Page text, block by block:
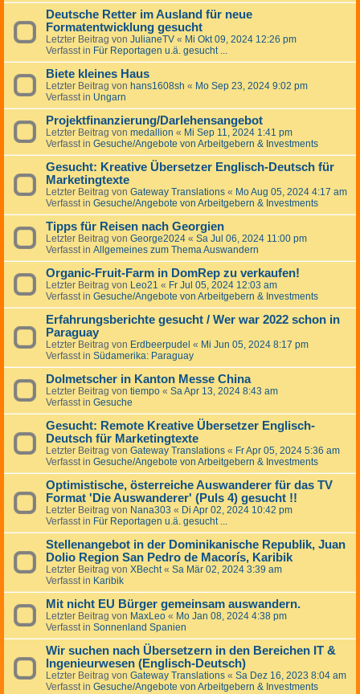
Deutsche Retter im Ausland für neue
Formatentwicklung gesucht
Letzter Beitrag von JulianeTV « Mi Okt 09, 2024 12:26 pm
Verfasst in Für Reportagen u.ä. gesucht ...
Biete kleines Haus
Letzter Beitrag von hans1608sh « Mo Sep 23, 2024 9:02 pm
Verfasst in Ungarn
Projektfinanzierung/Darlehensangebot
Letzter Beitrag von medallion « Mi Sep 11, 2024 1:41 pm
Verfasst in Gesuche/Angebote von Arbeitgebern & Investments
Gesucht: Kreative Übersetzer Englisch-Deutsch für
Marketingtexte
Letzter Beitrag von Gateway Translations « Mo Aug 05, 2024 4:17 am
Verfasst in Gesuche/Angebote von Arbeitgebern & Investments
Tipps für Reisen nach Georgien
Letzter Beitrag von George2024 « Sa Jul 06, 2024 11:00 pm
Verfasst in Allgemeines zum Thema Auswandern
Organic-Fruit-Farm in DomRep zu verkaufen!
Letzter Beitrag von Leo21 « Fr Jul 05, 2024 12:03 am
Verfasst in Gesuche/Angebote von Arbeitgebern & Investments
Erfahrungsberichte gesucht / Wer war 2022 schon in
Paraguay
Letzter Beitrag von Erdbeerpudel « Mi Jun 05, 2024 8:17 pm
Verfasst in Südamerika: Paraguay
Dolmetscher in Kanton Messe China
Letzter Beitrag von tiempo « Sa Apr 13, 2024 8:43 am
Verfasst in Gesuche
Gesucht: Remote Kreative Übersetzer Englisch-
Deutsch für Marketingtexte
Letzter Beitrag von Gateway Translations « Fr Apr 05, 2024 5:36 am
Verfasst in Gesuche/Angebote von Arbeitgebern & Investments
Optimistische, österreiche Auswanderer für das TV
Format 'Die Auswanderer' (Puls 4) gesucht !!
Letzter Beitrag von Nana303 « Di Apr 02, 2024 10:42 pm
Verfasst in Für Reportagen u.ä. gesucht ...
Stellenangebot in der Dominikanische Republik, Juan
Dolio Region San Pedro de Macorís, Karibik
Letzter Beitrag von XBecht« Sa Mär 02, 2024 3:39 am
Verfasst in Karibik
Mit nicht EU Bürger gemeinsam auswandern.
Letzter Beitrag von MaxLeo « Mo Jan 08, 2024 4:38 pm
Verfasst in Sonnenland Spanien
Wir suchen nach Übersetzern in den Bereichen IT &
Ingenieurwesen (Englisch-Deutsch)
Letzter Beitrag von Gateway Translations « Sa Dez 16, 2023 8:04 am
Verfasst in Gesuche/Angebote von Arbeitgebern & Investments